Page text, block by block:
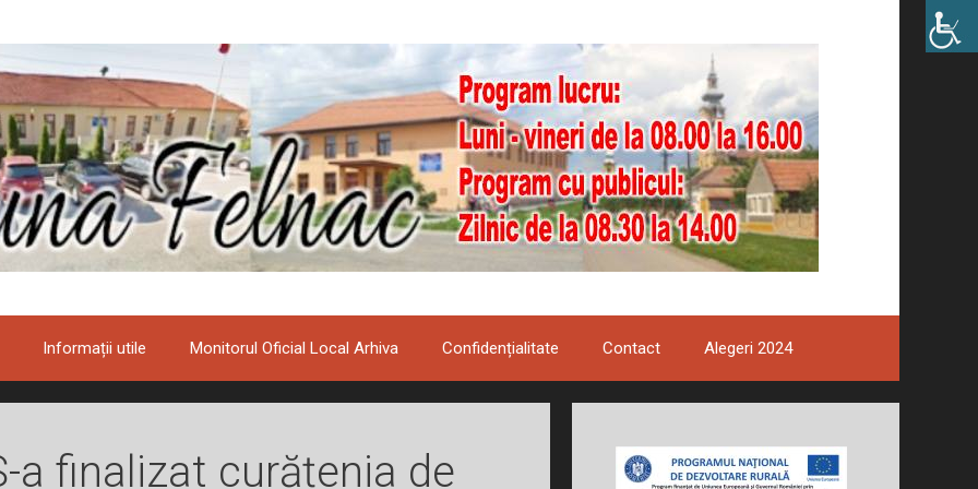
Informații utile Monitorul Oficial Local Arhiva Confidențialitate Contact Alegeri 2024
a finalizat curățenia de